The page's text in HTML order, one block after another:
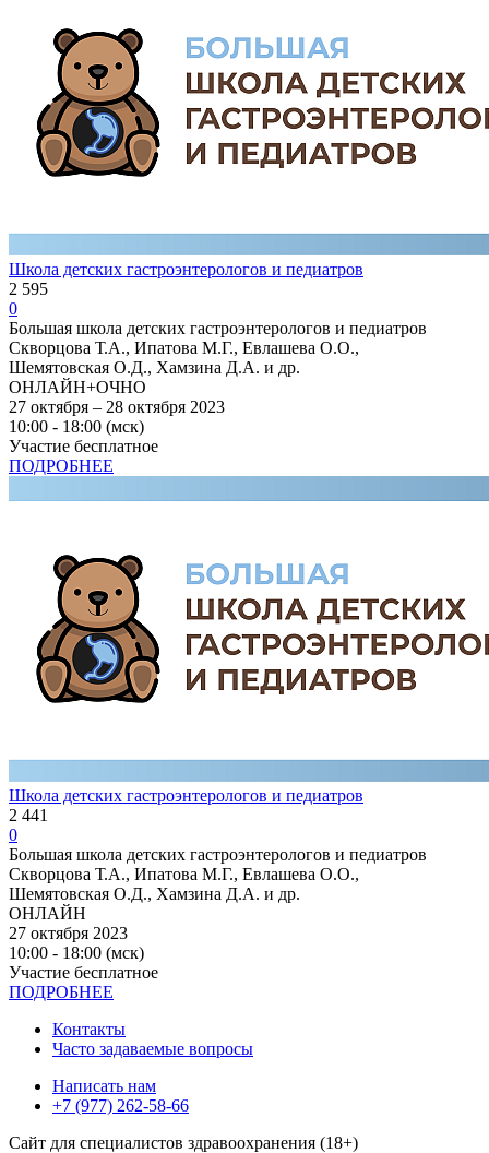
Школа детских гастроэнтерологов и педиатров
2 595
0
Большая школа детских гастроэнтерологов и педиатров
Скворцова Т.А., Ипатова М.Г., Евлашева О.О.,
Шемятовская О.Д., Хамзина Д.А. и др.
ОНЛАЙН+ОЧНО
27 октября – 28 октября 2023
10:00 - 18:00 (мск)
Участие бесплатное
ПОДРОБНЕЕ
Школа детских гастроэнтерологов и педиатров
2 441
0
Большая школа детских гастроэнтерологов и педиатров
Скворцова Т.А., Ипатова М.Г., Евлашева О.О.,
Шемятовская О.Д., Хамзина Д.А. и др.
ОНЛАЙН
27 октября 2023
10:00 - 18:00 (мск)
Участие бесплатное
ПОДРОБНЕЕ
Контакты
Часто задаваемые вопросы
Написать нам
+7 (977) 262-58-66
Сайт для специалистов здравоохранения (18+)